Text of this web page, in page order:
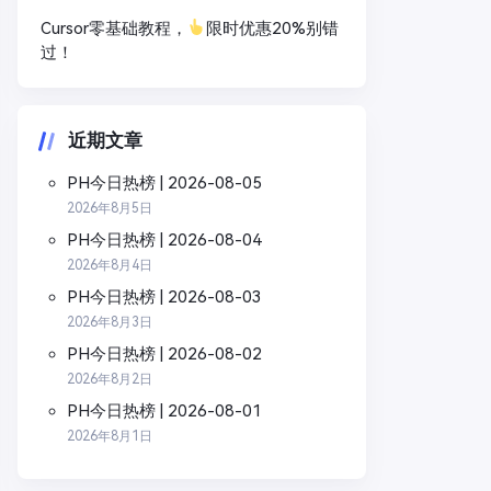
Cursor零基础教程，
限时优惠20%别错
过！
近期文章
PH今日热榜 | 2026-08-05
2026年8月5日
PH今日热榜 | 2026-08-04
2026年8月4日
PH今日热榜 | 2026-08-03
2026年8月3日
PH今日热榜 | 2026-08-02
2026年8月2日
PH今日热榜 | 2026-08-01
2026年8月1日